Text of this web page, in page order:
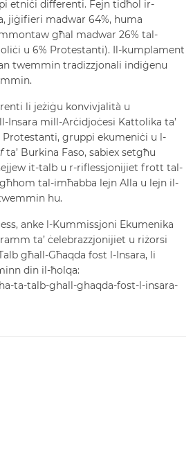
etniċi differenti. Fejn tidħol ir-
jiġifieri madwar 64%, huma
għal madwar 26% tal-
u 6% Protestanti). Il-kumplament
twemmin tradizzjonali indiġenu
li jeżiġu konvivjalità u
Insara mill-Arċidjoċesi Kattolika ta’
Protestanti, gruppi ekumeniċi u l-
ta’ Burkina Faso, sabiex setgħu
it-talb u r-riflessjonijiet frott tal-
tal-imħabba lejn Alla u lejn il-
hu.
anke l-Kummissjoni Ekumenika
ta’ ċelebrazzjonijiet u riżorsi
għall-Għaqda fost l-Insara, li
din il-ħolqa:
ta-talb-ghall-ghaqda-fost-l-insara-